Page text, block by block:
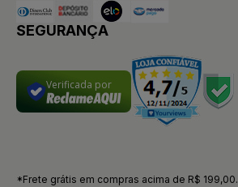
SEGURANÇA
Verificada por
*Frete grátis em compras acima de R$ 199,00.